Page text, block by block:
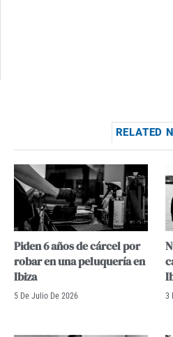
RELATED
Piden 6 años de cárcel por
robar en una peluquería en
Ibiza
5 De Julio De 2026 3